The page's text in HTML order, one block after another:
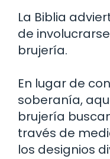
La Biblia
de
brujería.
En lugar de
soberanía,
brujería
través de
los designios